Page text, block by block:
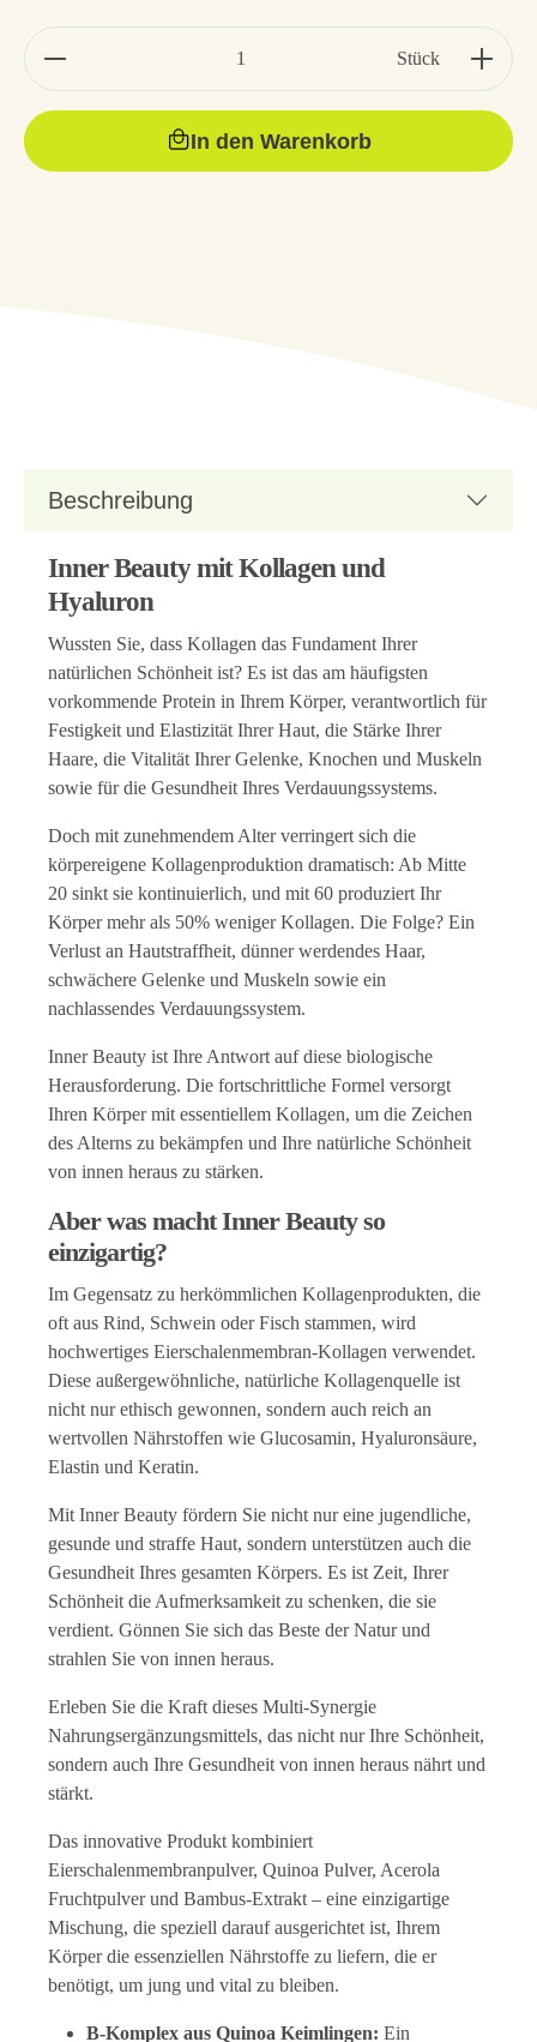
Stück
In den Warenkorb
Beschreibung
Inner Beauty mit Kollagen und
Hyaluron
Wussten Sie, dass Kollagen das Fundament Ihrer
natürlichen Schönheit ist? Es ist das am häufigsten
vorkommende Protein in Ihrem Körper, verantwortlich für
Festigkeit und Elastizität Ihrer Haut, die Stärke Ihrer
Haare, die Vitalität Ihrer Gelenke, Knochen und Muskeln
sowie für die Gesundheit Ihres Verdauungssystems.
Doch mit zunehmendem Alter verringert sich die
körpereigene Kollagenproduktion dramatisch: Ab Mitte
20 sinkt sie kontinuierlich, und mit 60 produziert Ihr
Körper mehr als 50% weniger Kollagen. Die Folge? Ein
Verlust an Hautstraffheit, dünner werdendes Haar,
schwächere Gelenke und Muskeln sowie ein
nachlassendes Verdauungssystem.
Inner Beauty ist Ihre Antwort auf diese biologische
Herausforderung. Die fortschrittliche Formel versorgt
Ihren Körper mit essentiellem Kollagen, um die Zeichen
des Alterns zu bekämpfen und Ihre natürliche Schönheit
von innen heraus zu stärken.
Aber was macht Inner Beauty so
einzigartig?
Im Gegensatz zu herkömmlichen Kollagenprodukten, die
oft aus Rind, Schwein oder Fisch stammen, wird
hochwertiges Eierschalenmembran-Kollagen verwendet.
Diese außergewöhnliche, natürliche Kollagenquelle ist
nicht nur ethisch gewonnen, sondern auch reich an
wertvollen Nährstoffen wie Glucosamin, Hyaluronsäure,
Elastin und Keratin.
Mit Inner Beauty fördern Sie nicht nur eine jugendliche,
gesunde und straffe Haut, sondern unterstützen auch die
Gesundheit Ihres gesamten Körpers. Es ist Zeit, Ihrer
Schönheit die Aufmerksamkeit zu schenken, die sie
verdient. Gönnen Sie sich das Beste der Natur und
strahlen Sie von innen heraus.
Erleben Sie die Kraft dieses Multi-Synergie
Nahrungsergänzungsmittels, das nicht nur Ihre Schönheit,
sondern auch Ihre Gesundheit von innen heraus nährt und
stärkt.
Das innovative Produkt kombiniert
Eierschalenmembranpulver, Quinoa Pulver, Acerola
Fruchtpulver und Bambus-Extrakt – eine einzigartige
Mischung, die speziell darauf ausgerichtet ist, Ihrem
Körper die essenziellen Nährstoffe zu liefern, die er
benötigt, um jung und vital zu bleiben.
B-Komplex aus Quinoa Keimlingen: Ein